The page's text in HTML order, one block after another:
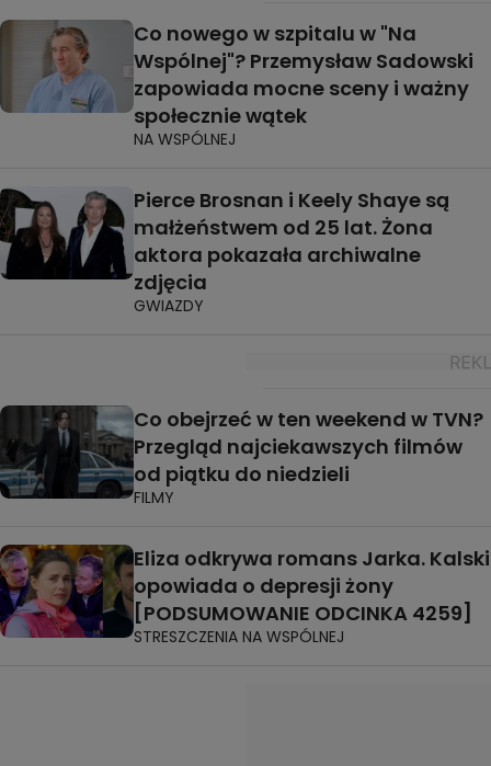
Co nowego w szpitalu w "Na
Wspólnej"? Przemysław Sadowski
zapowiada mocne sceny i ważny
społecznie wątek
NA WSPÓLNEJ
Pierce Brosnan i Keely Shaye są
małżeństwem od 25 lat. Żona
aktora pokazała archiwalne
zdjęcia
GWIAZDY
Co obejrzeć w ten weekend w TVN?
Przegląd najciekawszych filmów
od piątku do niedzieli
FILMY
Eliza odkrywa romans Jarka. Kalski
opowiada o depresji żony
[PODSUMOWANIE ODCINKA 4259]
STRESZCZENIA NA WSPÓLNEJ